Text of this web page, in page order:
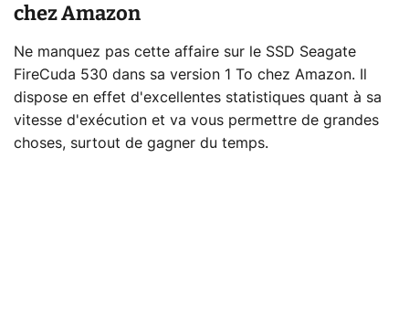
chez Amazon
Ne manquez pas cette affaire sur le SSD Seagate
FireCuda 530 dans sa version 1 To chez Amazon. Il
dispose en effet d'excellentes statistiques quant à sa
vitesse d'exécution et va vous permettre de grandes
choses, surtout de gagner du temps.